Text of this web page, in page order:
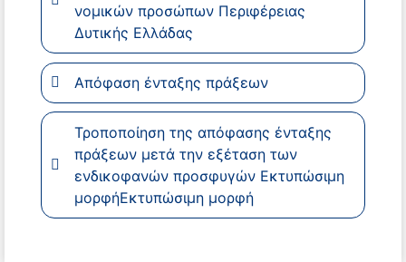
νομικών προσώπων Περιφέρειας
Δυτικής Ελλάδας
Απόφαση ένταξης πράξεων
Τροποποίηση της απόφασης ένταξης
πράξεων μετά την εξέταση των
ενδικοφανών προσφυγών Εκτυπώσιμη
μορφήΕκτυπώσιμη μορφή